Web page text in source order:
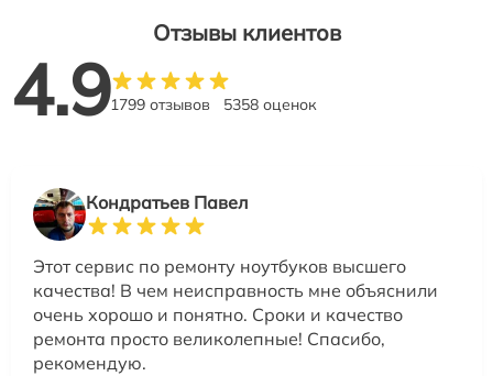
Отзывы клиентов
4.91799 отзывов 5358 оценок
Кондратьев Павел
Этот сервис по ремонту ноутбуков высшего
качества! В чем неисправность мне объяснили
очень хорошо и понятно. Сроки и качество
ремонта просто великолепные! Спасибо,
рекомендую.